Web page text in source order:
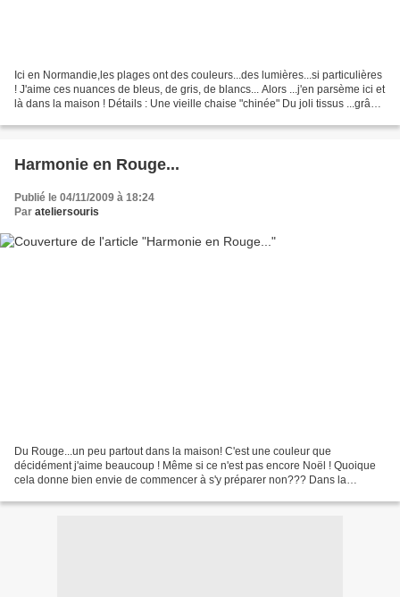
Ici en Normandie,les plages ont des couleurs...des lumières...si particulières
! J'aime ces nuances de bleus, de gris, de blancs... Alors ...j'en parsème ici et
là dans la maison ! Détails : Une vieille chaise "chinée" Du joli tissus ...grâce
Harmonie en Rouge...
Publié le 04/11/2009 à 18:24
Par ateliersouris
Du Rouge...un peu partout dans la maison! C'est une couleur que
décidément j'aime beaucoup ! Même si ce n'est pas encore Noël ! Quoique
cela donne bien envie de commencer à s'y préparer non??? Dans la